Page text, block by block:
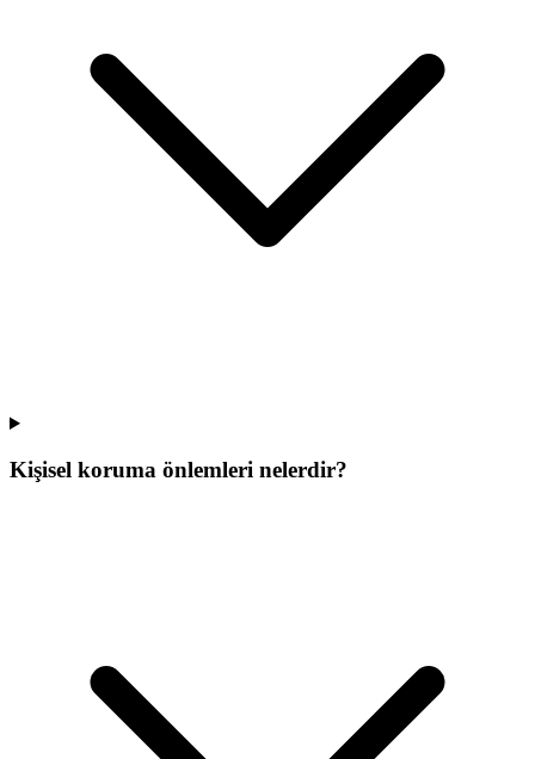
Kişisel koruma önlemleri nelerdir?